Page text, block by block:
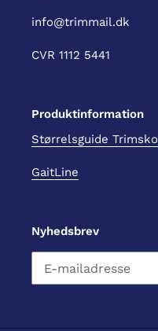
info@trimmail.dk
CVR 1112 5441
Produktinformation
Størrelsguide Trimsko
GaitLine
Nyhedsbrev